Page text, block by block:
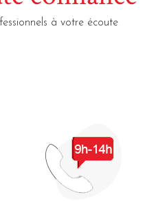
à votre écoute